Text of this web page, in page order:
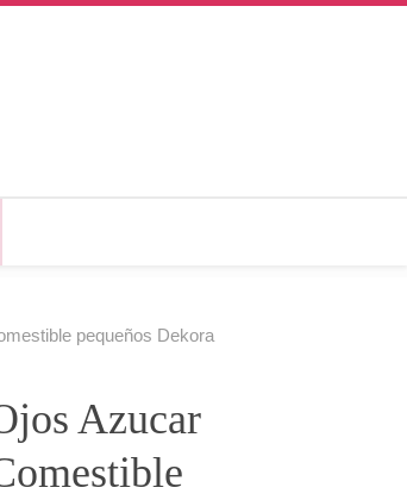
pequeños Dekora
Azucar